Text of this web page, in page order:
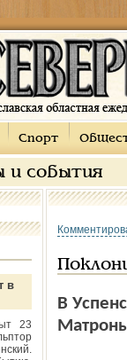
Спорт
и события
в
23
В